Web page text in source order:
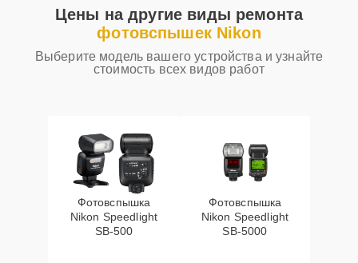
Цены на другие виды ремонта
фотовспышек Nikon
Выберите модель вашего устройства и узнайте
стоимость всех видов работ
Фотовспышка
Nikon Speedlight
SB-500
Фотовспышка
Nikon Speedlight
SB-5000